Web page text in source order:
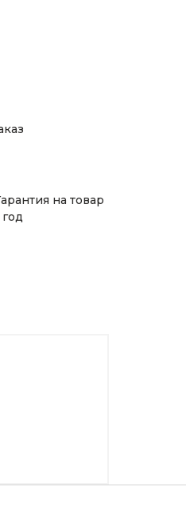
на товар
год